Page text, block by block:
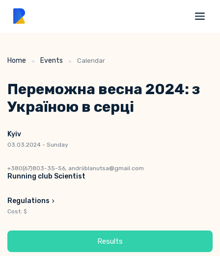
Home Events Calendar
Переможна весна 2024: з
Україною в серці
Kyiv
03.03.2024 - Sunday
+380(67)803-35-56, andriiblanutsa@gmail.com
Running club Scientist
Regulations
Cost: $
Results